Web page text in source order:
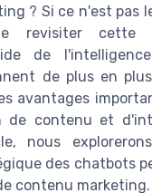
? Si ce n'est pas
revisiter cette
de
de plus en
avantages
de contenu et
nous
des chatbots
contenu marketing.